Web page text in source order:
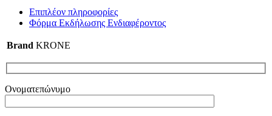
Επιπλέον πληροφορίες
Φόρμα Εκδήλωσης Ενδιαφέροντος
Brand KRONE
Ονοματεπώνυμο